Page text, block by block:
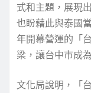
式和主題，展現
也盼藉此與泰國
年開幕營運的「
梁，讓台中市成
文化局說明，「